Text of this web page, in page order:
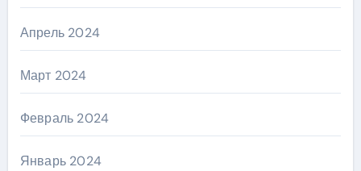
Апрель 2024
Март 2024
Февраль 2024
Январь 2024